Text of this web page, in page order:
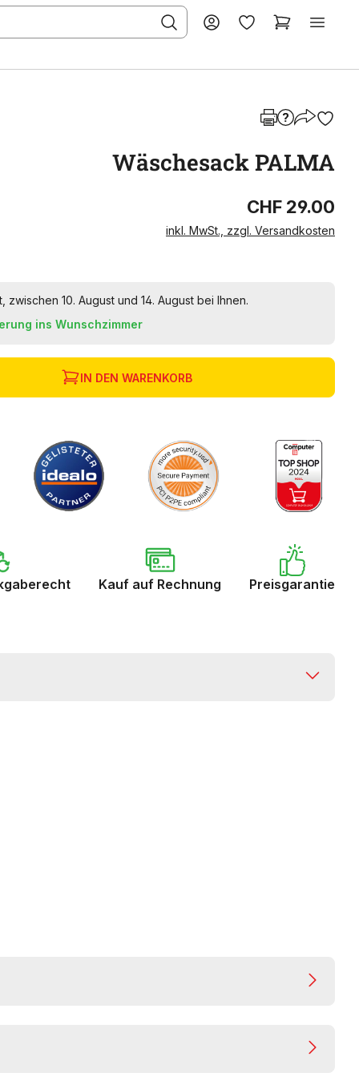
Wäschesack PALMA
CHF 29.00
inkl. MwSt., zzgl. Versandkosten
zwischen 10. August und 14. August bei Ihnen.
ins Wunschzimmer
IN DEN WARENKORB
Kauf auf Rechnung Preisgarantie